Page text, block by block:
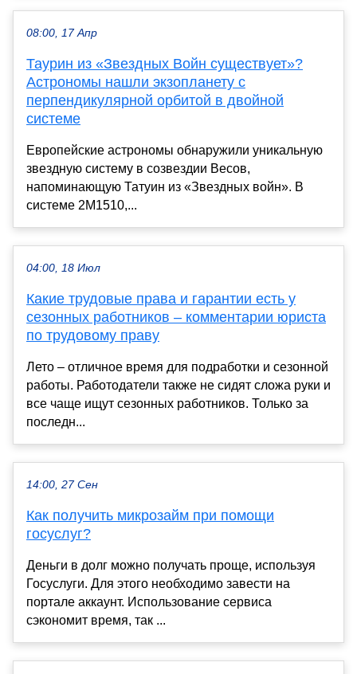
08:00, 17 Апр
Таурин из «Звездных Войн существует»?
Астрономы нашли экзопланету с
перпендикулярной орбитой в двойной
системе
Европейские астрономы обнаружили уникальную
звездную систему в созвездии Весов,
напоминающую Татуин из «Звездных войн». В
системе 2M1510,...
04:00, 18 Июл
Какие трудовые права и гарантии есть у
сезонных работников – комментарии юриста
по трудовому праву
Лето – отличное время для подработки и сезонной
работы. Работодатели также не сидят сложа руки и
все чаще ищут сезонных работников. Только за
последн...
14:00, 27 Сен
Как получить микрозайм при помощи
госуслуг?
Деньги в долг можно получать проще, используя
Госуслуги. Для этого необходимо завести на
портале аккаунт. Использование сервиса
сэкономит время, так ...